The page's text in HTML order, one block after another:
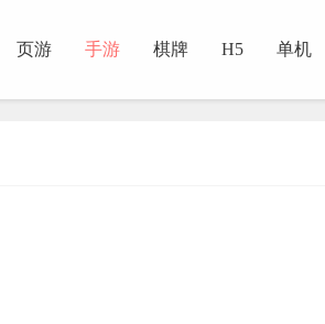
页游 手游 棋牌 H5 单机